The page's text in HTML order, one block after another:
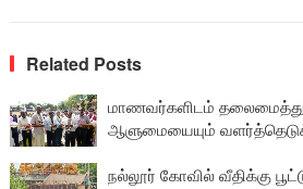
Related Posts
மாணவர்களிடம்
ஆளுமையையும்
நல்லூர் கோவில் வீதிக்கு